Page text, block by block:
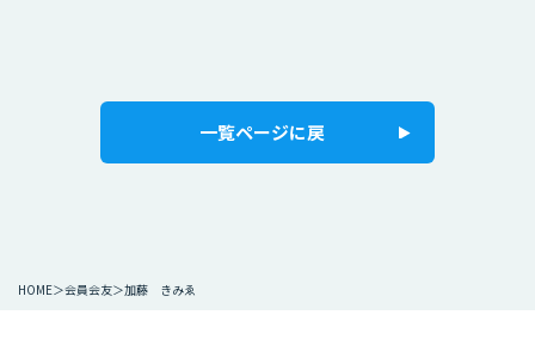
一覧ページに戻
HOME 会員会友 加藤 きみゑ